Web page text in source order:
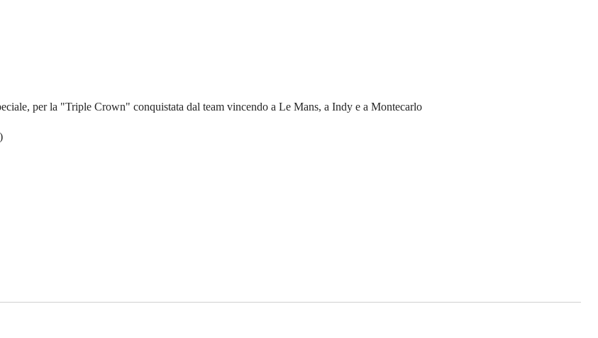
per la "Triple Crown" conquistata dal team vincendo a Le Mans, a Indy e a Montecarlo